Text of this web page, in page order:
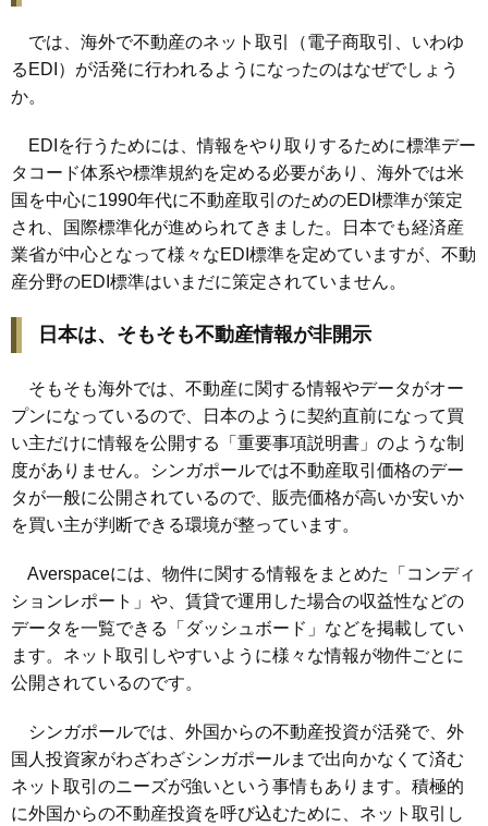
では、海外で不動産のネット取引（電子商取引、いわゆ
るEDI）が活発に行われるようになったのはなぜでしょう
か。
EDIを行うためには、情報をやり取りするために標準デー
タコード体系や標準規約を定める必要があり、海外では米
国を中心に1990年代に不動産取引のためのEDI標準が策定
され、国際標準化が進められてきました。日本でも経済産
業省が中心となって様々なEDI標準を定めていますが、不動
産分野のEDI標準はいまだに策定されていません。
日本は、そもそも不動産情報が非開示
そもそも海外では、不動産に関する情報やデータがオー
プンになっているので、日本のように契約直前になって買
い主だけに情報を公開する「重要事項説明書」のような制
度がありません。シンガポールでは不動産取引価格のデー
タが一般に公開されているので、販売価格が高いか安いか
を買い主が判断できる環境が整っています。
Averspaceには、物件に関する情報をまとめた「コンディ
ションレポート」や、賃貸で運用した場合の収益性などの
データを一覧できる「ダッシュボード」などを掲載してい
ます。ネット取引しやすいように様々な情報が物件ごとに
公開されているのです。
シンガポールでは、外国からの不動産投資が活発で、外
国人投資家がわざわざシンガポールまで出向かなくて済む
ネット取引のニーズが強いという事情もあります。積極的
に外国からの不動産投資を呼び込むために、ネット取引し